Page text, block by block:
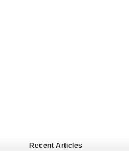
Recent Articles